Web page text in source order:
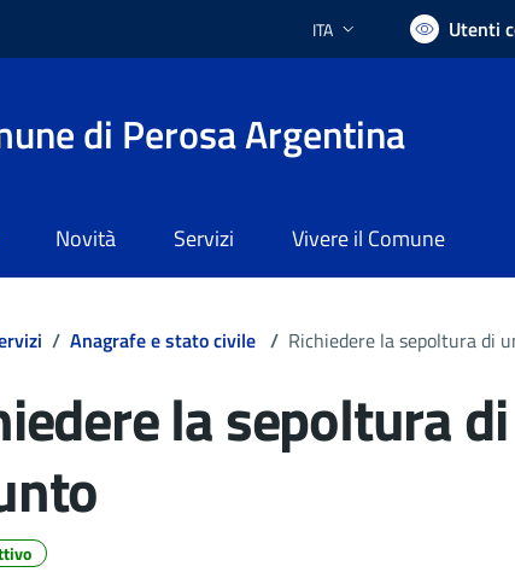
Lingua attiva:
ITA Utenti
di Perosa Argentina
Novità Servizi Vivere il Comune
/ Anagrafe e stato civile / Richiedere la sepoltura di
la sepoltura